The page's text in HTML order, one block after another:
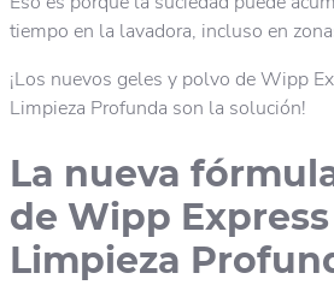
tiempo en la lavadora, incluso en
¡Los nuevos geles y polvo de Wipp
Limpieza Profunda son la solución!
La nueva
de Wipp Express
Limpieza